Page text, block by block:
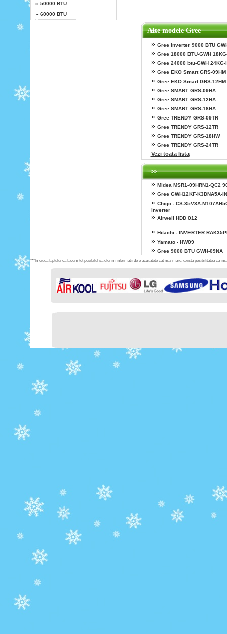
» 50000 BTU
» 60000 BTU
Alte modele Gree
» Gree Inverter 9000 BTU
» Gree 18000 BTU-GWH
» Gree 24000 btu-GWH
» Gree EKO Smart GRS-09HM
» Gree EKO Smart GRS-12HM
» Gree SMART GRS-09HA
» Gree SMART GRS-12HA
» Gree SMART GRS-18HA
» Gree TRENDY GRS-09TR
» Gree TRENDY GRS-12TR
» Gree TRENDY GRS-18HW
» Gree TRENDY GRS-24TR
Vezi toata lista
» Midea MSR1-09HRN1-QC2
» Gree GWH12KF-K3DNA5A-
» Chigo - CS-35V3A-
inverter
» Airwell HDD 012
» Hitachi - INVERTER
» Yamato - HW09
» Gree 9000 BTU GWH-09NA
***In ciuda faptului ca facem tot posibilul sa oferim informatii de o acuratete cat mai mare, exista posibilitatea ca